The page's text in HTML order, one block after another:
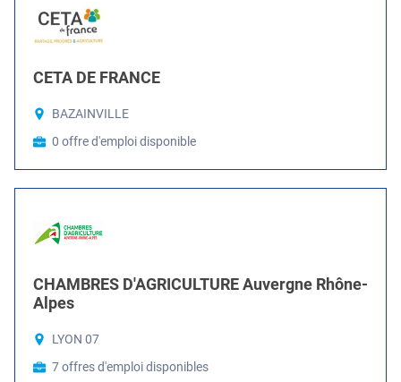
CETA DE FRANCE
BAZAINVILLE
0 offre d'emploi disponible
CHAMBRES D'AGRICULTURE Auvergne Rhône-
Alpes
LYON 07
7 offres d'emploi disponibles